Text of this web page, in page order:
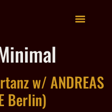
w/ ANDREAS
Berlin)